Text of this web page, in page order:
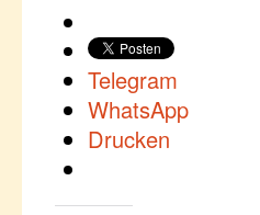
Telegram
WhatsApp
Drucken